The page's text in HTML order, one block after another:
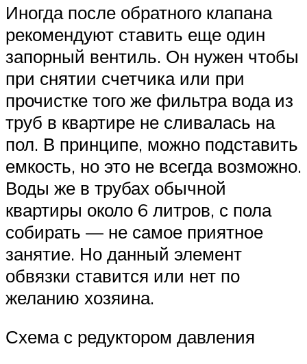
Иногда после обратного клапана
рекомендуют ставить еще один
запорный вентиль. Он нужен чтобы
при снятии счетчика или при
прочистке того же фильтра вода из
труб в квартире не сливалась на
пол. В принципе, можно подставить
емкость, но это не всегда возможно.
Воды же в трубах обычной
квартиры около 6 литров, с пола
собирать — не самое приятное
занятие. Но данный элемент
обвязки ставится или нет по
желанию хозяина.
Схема с редуктором давления